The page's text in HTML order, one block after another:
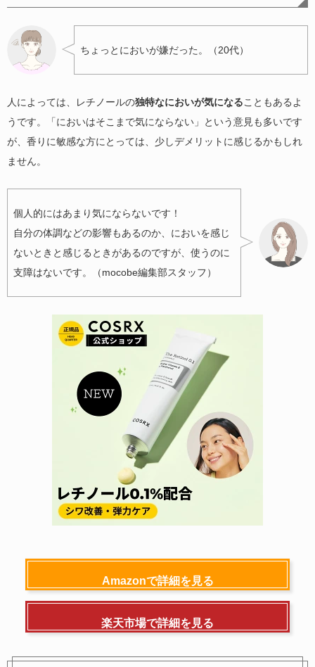
ちょっとにおいが嫌だった。（20代）
人によっては、レチノールの独特なにおいが気になることもあるよ
うです。「においはそこまで気にならない」という意見も多いです
が、香りに敏感な方にとっては、少しデメリットに感じるかもしれ
ません。
個人的にはあまり気にならないです！
自分の体調などの影響もあるのか、においを感じ
ないときと感じるときがあるのですが、使うのに
支障はないです。（mocobe編集部スタッフ）
Amazonで詳細を見る
楽天市場で詳細を見る